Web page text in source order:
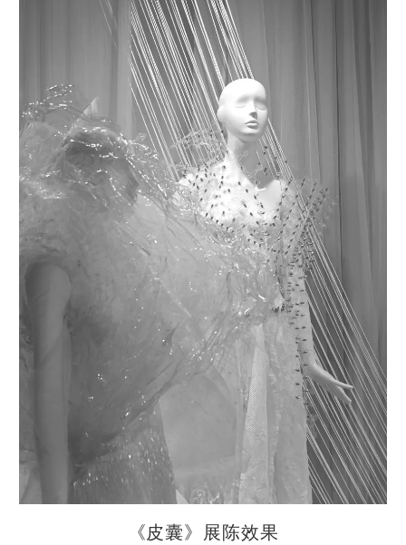
《皮囊》展陈效果